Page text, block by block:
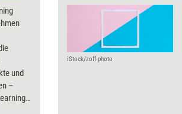
und
–
iStock/zoff-photo